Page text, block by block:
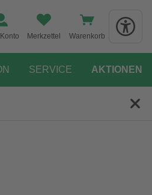
Merkzettel Warenkorb
SERVICE AKTIONEN